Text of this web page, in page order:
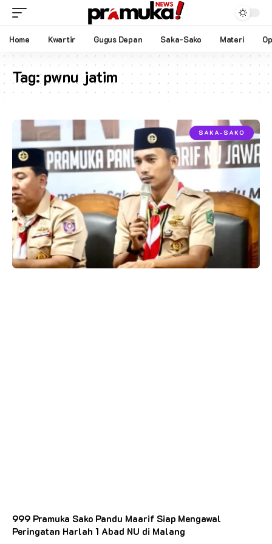
Home Kwartir Gugus Depan Saka-Sako Materi
Tag:pwnu jatim
SAKA-SAKO
999 Pramuka Sako Pandu Maarif Siap Mengawal
Peringatan Harlah 1 Abad NU di Malang